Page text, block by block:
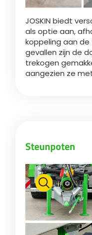
JOBS
CONTACT
JOSKIN biedt
als optie aan,
koppeling aan
gevallen zijn de
trekogen
aangezien ze
Steunpoten